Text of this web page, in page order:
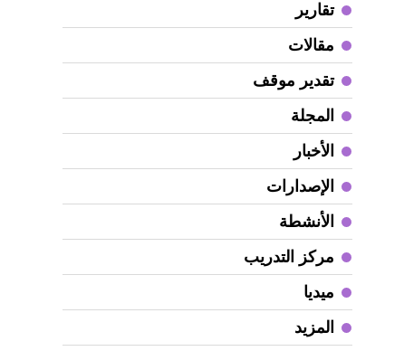
تقارير
مقالات
تقدير موقف
المجلة
الأخبار
الإصدارات
الأنشطة
مركز التدريب
ميديا
المزيد